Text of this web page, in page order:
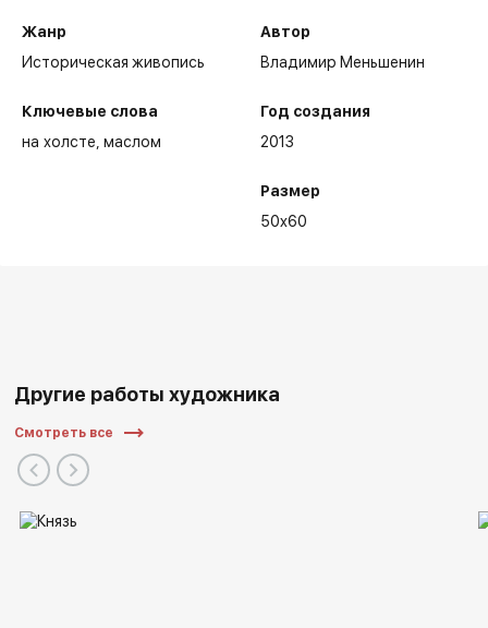
Жанр
Историческая живопись
Ключевые слова
на холсте маслом
Автор
Владимир Меньшенин
Год создания
2013
Размер
50x60
Другие работы художника
Смотреть все